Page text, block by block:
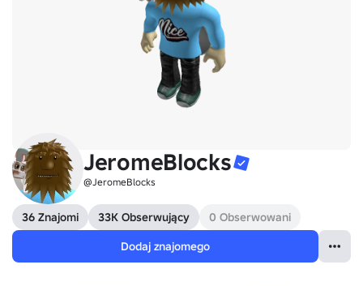
JeromeBlocks
@JeromeBlocks
36 Znajomi 33K Obserwujący
0 Obserwowani
Dodaj znajomego